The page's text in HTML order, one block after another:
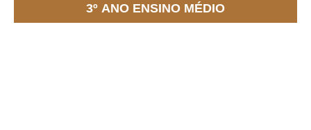
3º ANO ENSINO MÉDIO